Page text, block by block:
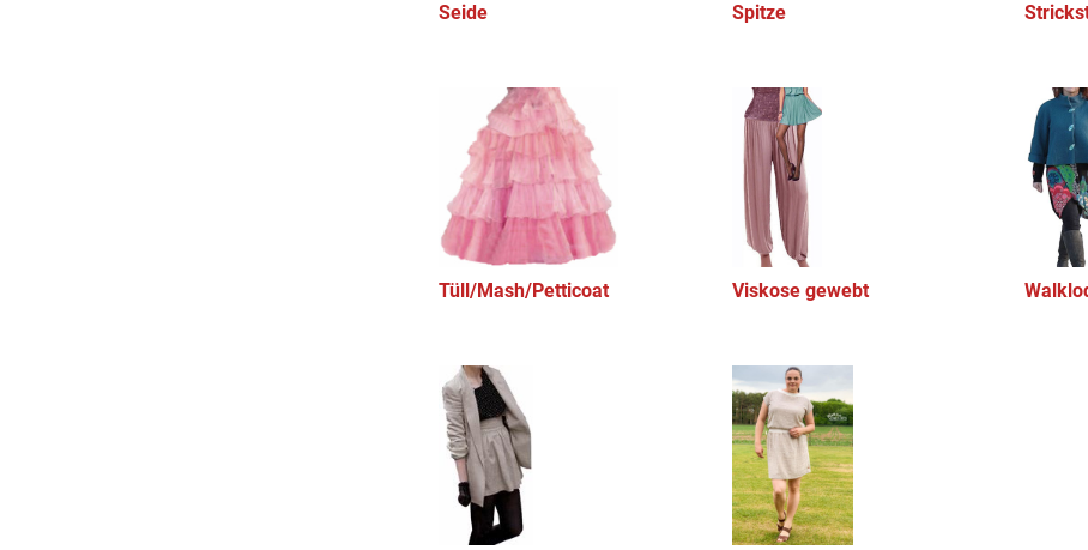
Seide Spitze
Tüll/Mash/Petticoat Viskose gewebt